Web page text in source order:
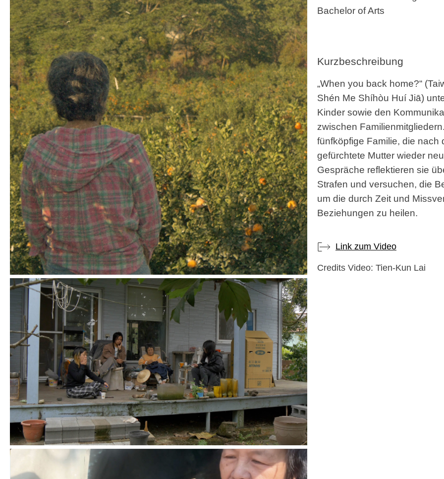
Bachelor of Arts
Kurzbeschreibung
„When you back home?“
Shén Me Shíhòu Huí Jiā)
Kinder sowie den
zwischen
fünfköpfige Familie, die nach
gefürchtete Mutter wieder
Gespräche reflektieren sie
Strafen und versuchen, die
um die durch Zeit und
Beziehungen zu heilen.
Link zum Video
Credits Video: Tien-Kun Lai